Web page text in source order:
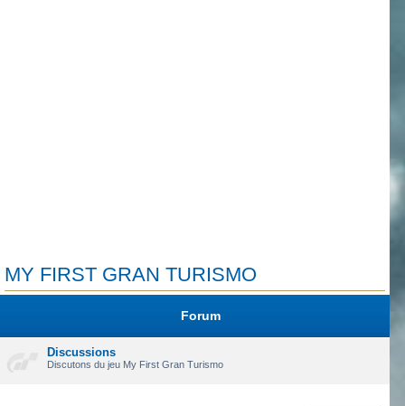
MY FIRST GRAN TURISMO
Forum
Discussions
Discutons du jeu My First Gran Turismo